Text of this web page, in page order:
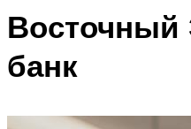
Восточный
банк